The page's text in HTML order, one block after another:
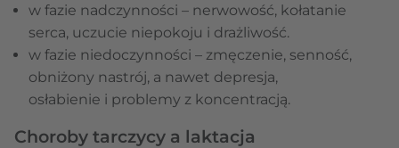
w fazie nadczynności – nerwowość, kołatanie
serca, uczucie niepokoju i drażliwość.
w fazie niedoczynności – zmęczenie, senność,
obniżony nastrój, a nawet depresja,
osłabienie i problemy z koncentracją.
Choroby tarczycy a laktacja